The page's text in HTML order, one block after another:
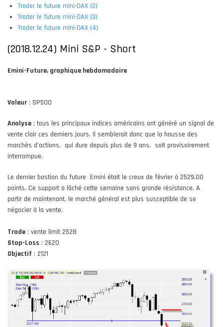
Trader le future mini-DAX (2)
Trader le future mini-DAX (3)
Trader le future mini-DAX (4)
(2018.12.24) Mini S&P - Short
Emini-Future, graphique hebdomadaire
Valeur : SP500
Analyse : tous les principaux indices américains ont généré un signal de
vente clair ces derniers jours. Il semblerait donc que la hausse des
marchés d'actions, qui dure depuis plus de 9 ans, soit provisoirement
interrompue.
Le dernier bastion du future Emini était le creux de février à 2529,00
points. Ce support a lâché cette semaine sans grande résistance. A
partir de maintenant, le marché général est plus susceptible de se
négocier à la vente.
Trade : vente limit 2528
Stop-Loss : 2620
Objectif : 2121